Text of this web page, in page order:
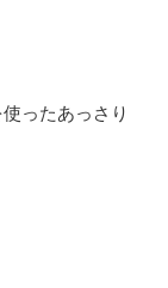
ったあっさり